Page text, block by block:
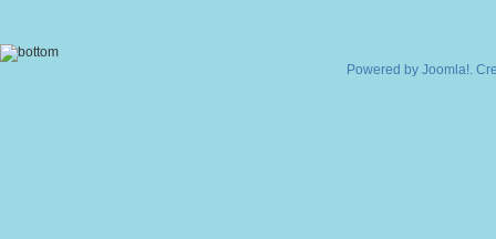
Powered by Joomla!.